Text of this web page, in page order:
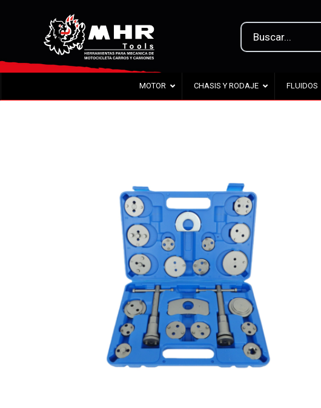
MOTOR CHASIS Y RODAJE FLUIDOS